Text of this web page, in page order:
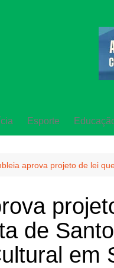
Esporte
aprova projeto de lei
de
em